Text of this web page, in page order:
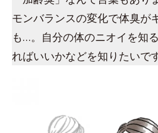
モンバランスの変化で体臭が
も…。自分の体のニオイを知
ればいいかなどを知りたいで